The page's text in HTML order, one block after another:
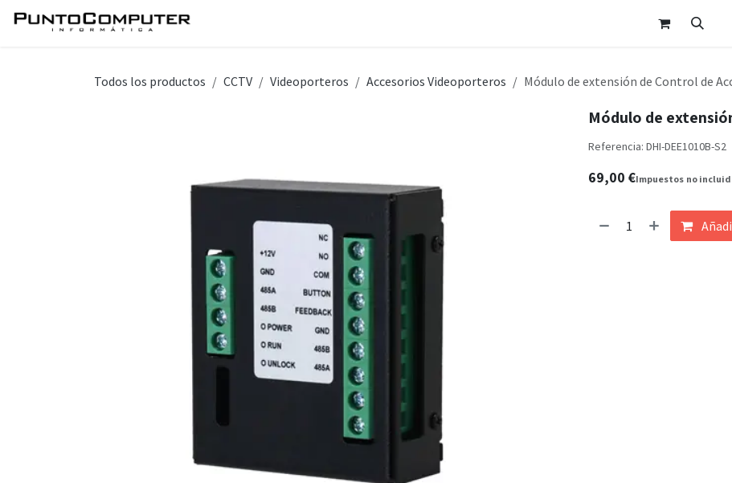
Ir al contenido
Todos los productos CCTV Videoporteros Accesorios Videoporteros Módulo de extensión de Control de
Módulo de
Referencia: DHI-DEE1010B-S2
69,00 €Impuestos no